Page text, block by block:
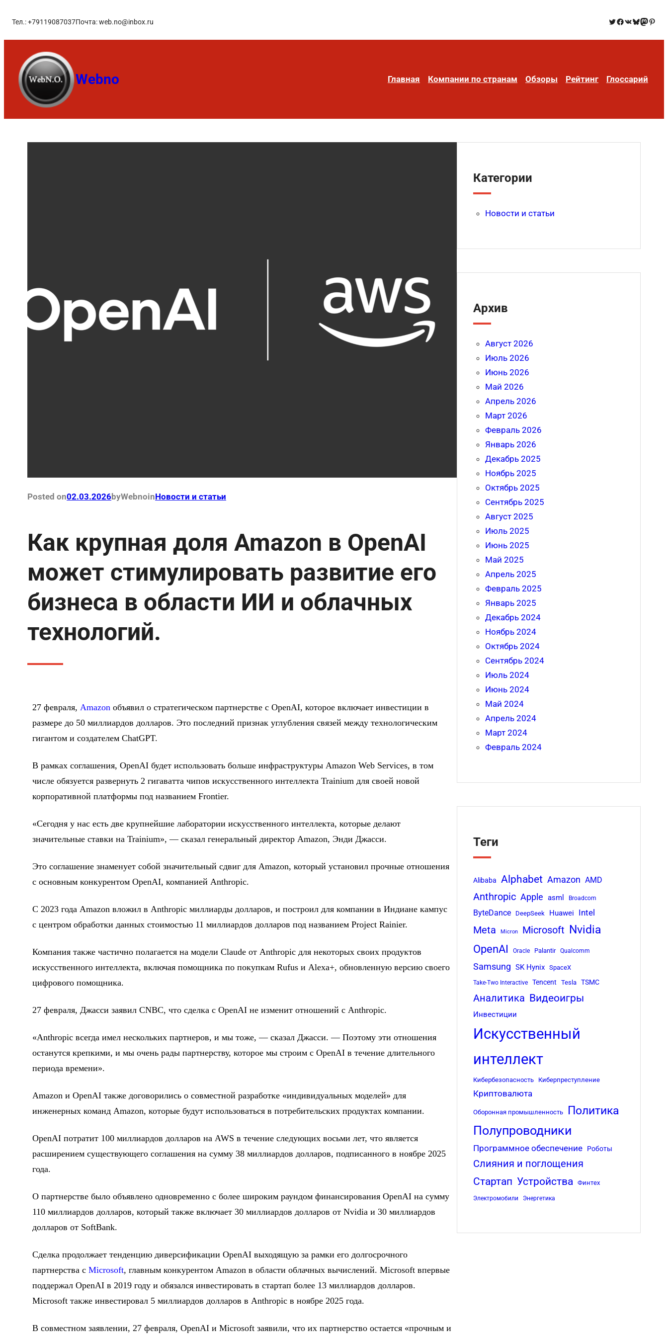
Тел.: +79119087037Почта: web.no@inbox.ru
Webno Главная Компании по странам Обзоры Рейтинг Глоссарий
Posted on02.03.2026byWebnoinНовости и статьи
Как крупная доля Amazon в OpenAI
может стимулировать развитие его
бизнеса в области ИИ и облачных
технологий.
27 февраля, Amazon объявил о стратегическом партнерстве с OpenAI, которое включает инвестиции в
размере до 50 миллиардов долларов. Это последний признак углубления связей между технологическим
гигантом и создателем ChatGPT.
В рамках соглашения, OpenAI будет использовать больше инфраструктуры Amazon Web Services, в том
числе обязуется развернуть 2 гигаватта чипов искусственного интеллекта Trainium для своей новой
корпоративной платформы под названием Frontier.
«Сегодня у нас есть две крупнейшие лаборатории искусственного интеллекта, которые делают
значительные ставки на Trainium», — сказал генеральный директор Amazon, Энди Джасси.
Это соглашение знаменует собой значительный сдвиг для Amazon, который установил прочные отношения
с основным конкурентом OpenAI, компанией Anthropic.
С 2023 года Amazon вложил в Anthropic миллиарды долларов, и построил для компании в Индиане кампус
с центром обработки данных стоимостью 11 миллиардов долларов под названием Project Rainier.
Компания также частично полагается на модели Claude от Anthropic для некоторых своих продуктов
искусственного интеллекта, включая помощника по покупкам Rufus и Alexa+, обновленную версию своего
цифрового помощника.
27 февраля, Джасси заявил CNBC, что сделка с OpenAI не изменит отношений с Anthropic.
«Anthropic всегда имел нескольких партнеров, и мы тоже, — сказал Джасси. — Поэтому эти отношения
останутся крепкими, и мы очень рады партнерству, которое мы строим с OpenAI в течение длительного
периода времени».
Amazon и OpenAI также договорились о совместной разработке «индивидуальных моделей» для
инженерных команд Amazon, которые будут использоваться в потребительских продуктах компании.
OpenAI потратит 100 миллиардов долларов на AWS в течение следующих восьми лет, что является
расширением существующего соглашения на сумму 38 миллиардов долларов, подписанного в ноябре 2025
года.
О партнерстве было объявлено одновременно с более широким раундом финансирования OpenAI на сумму
110 миллиардов долларов, который также включает 30 миллиардов долларов от Nvidia и 30 миллиардов
долларов от SoftBank.
Сделка продолжает тенденцию диверсификации OpenAI выходящую за рамки его долгосрочного
партнерства сMicrosoft, главным конкурентом Amazon в области облачных вычислений. Microsoft впервые
поддержал OpenAI в 2019 году и обязался инвестировать в стартап более 13 миллиардов долларов.
Microsoft также инвестировал 5 миллиардов долларов в Anthropic в ноябре 2025 года.
В совместном заявлении, 27 февраля, OpenAI и Microsoft заявили, что их партнерство остается «прочным и
Категории
Новости и статьи
Архив
Август 2026
Июль 2026
Июнь 2026
Май 2026
Апрель 2026
Март 2026
Февраль 2026
Январь 2026
Декабрь 2025
Ноябрь 2025
Октябрь 2025
Сентябрь 2025
Август 2025
Июль 2025
Июнь 2025
Май 2025
Апрель 2025
Февраль 2025
Январь 2025
Декабрь 2024
Ноябрь 2024
Октябрь 2024
Сентябрь 2024
Июль 2024
Июнь 2024
Май 2024
Апрель 2024
Март 2024
Февраль 2024
Теги
Alibaba Alphabet Amazon AMD
Anthropic Apple asml Broadcom
ByteDance DeepSeek Huawei Intel
Meta Micron Microsoft Nvidia
OpenAI Oracle Palantir Qualcomm
Samsung SK Hynix SpaceX
Take-Two Interactive Tencent Tesla TSMC
Аналитика Видеоигры
Инвестиции
Искусственный
интеллект
Кибербезопасность Киберпреступление
Криптовалюта
Оборонная промышленность Политика
Полупроводники
Программное обеспечение Роботы
Слияния и поглощения
Стартап Устройства Финтех
Электромобили Энергетика